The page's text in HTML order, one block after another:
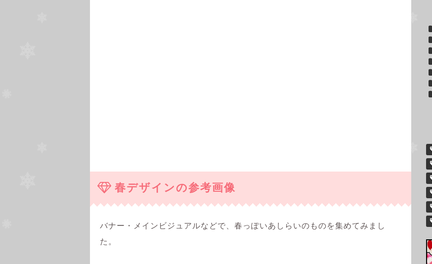
春デザインの参考画像
バナー・メインビジュアルなどで、春っぽいあしらいのものを集めてみまし
た。